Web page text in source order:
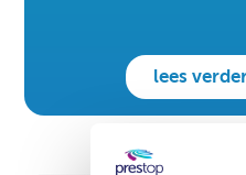
lees